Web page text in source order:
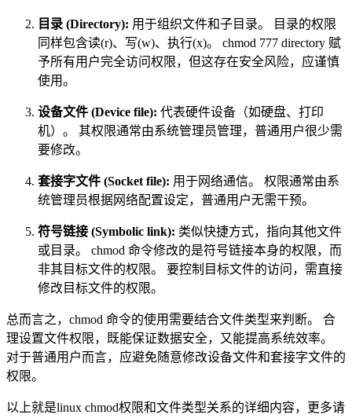
目录 (Directory): 用于组织文件和子目录。 目录的权限
同样包含读(r)、写(w)、执行(x)。 chmod 777 directory 赋
予所有用户完全访问权限，但这存在安全风险，应谨慎
使用。
设备文件 (Device file): 代表硬件设备（如硬盘、打印
机）。 其权限通常由系统管理员管理，普通用户很少需
要修改。
套接字文件 (Socket file): 用于网络通信。 权限通常由系
统管理员根据网络配置设定，普通用户无需干预。
符号链接 (Symbolic link): 类似快捷方式，指向其他文件
或目录。 chmod 命令修改的是符号链接本身的权限，而
非其目标文件的权限。 要控制目标文件的访问，需直接
修改目标文件的权限。
总而言之，chmod 命令的使用需要结合文件类型来判断。 合
理设置文件权限，既能保证数据安全，又能提高系统效率。
对于普通用户而言，应避免随意修改设备文件和套接字文件的
权限。
以上就是linux chmod权限和文件类型关系的详细内容，更多请